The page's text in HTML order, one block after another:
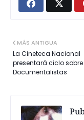
MÁS ANTIGUA
La Cineteca Nacional
presentará ciclo sobre
Documentalistas